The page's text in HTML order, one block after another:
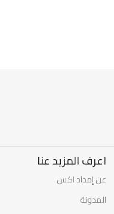
اعرف المزيد عنا
عن إمداد اكس
المدونة